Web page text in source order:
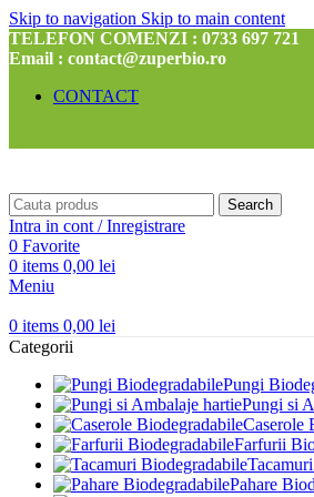
Skip to navigation Skip to main content
TELEFON COMENZI : 0733 697 721
Email : contact@zuperbio.ro
CONTACT
Search
Intra in cont / Inregistrare
0 Favorite
0 items 0,00 lei
Meniu
0 items 0,00 lei
Categorii
Pungi
Pungi si
Caserole
Farfurii
Pahare